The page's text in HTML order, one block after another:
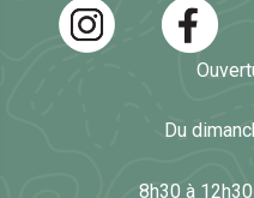
Du
8h30 à